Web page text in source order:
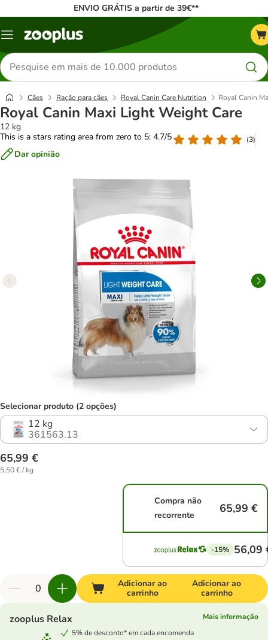
ENVIO GRÁTIS a partir de 39€**
Menu
Pesquisar
produtos
Cães Ração para cães Royal Canin Care Nutrition Royal Canin
Royal Canin Maxi Light Weight Care
12 kg
This is a stars rating area from zero to 5: 4.7/5
(3)
Dar opinião
Selecionar produto (2 opções)
12 kg
361563.13
65,99 €
5,50 € / kg
Compra não
recorrente
65,99 €
-15% 56,09
Adicionar ao
carrinho
Adicionar ao
carrinho
zooplus Relax
Mais informação
5% de desconto* em cada encomenda